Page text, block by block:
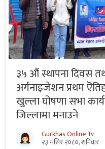
३५ औं स्थापना दिवस
अर्गनाइजेशन प्रथम
खुल्ला घोषणा सभा
जिल्लामा मनाउने
Gurkhas Online Tv
२३ मंसिर २०८०, शनिवार